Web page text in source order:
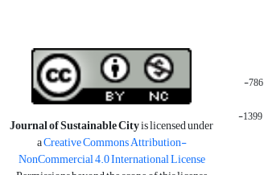
786-
1399-
Journal of Sustainable Cityis licensed under
aCreative Commons Attribution-
NonCommercial 4.0 International License